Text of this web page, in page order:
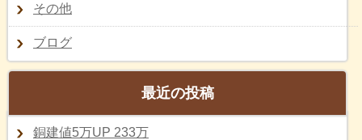
その他
ブログ
最近の投稿
銅建値5万UP 233万